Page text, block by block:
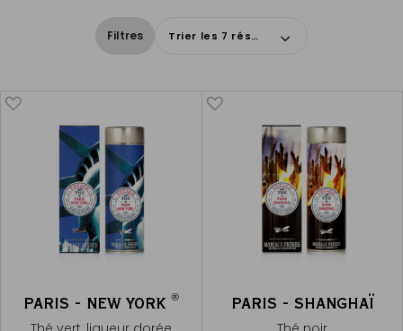
Filtres Trier les 7 résultats
PARIS - NEW YORK ® PARIS - SHANGHAÏ